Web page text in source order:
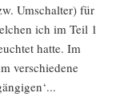
Umschalter) für
ich im Teil 1
hatte. Im
verschiedene